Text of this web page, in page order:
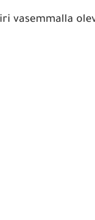
vasemmalla